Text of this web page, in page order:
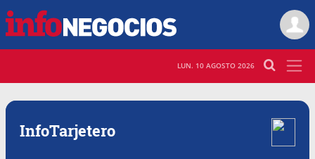
LUN. 10 AGOSTO 2026
InfoTarjetero